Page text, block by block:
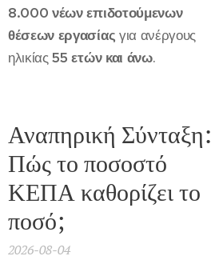
8.000 νέων επιδοτούμενων
θέσεων εργασίας για ανέργους
ηλικίας55 ετών και άνω.
Αναπηρική Σύνταξη:
Πώς το ποσοστό
ΚΕΠΑ καθορίζει το
ποσό;
2026-08-04